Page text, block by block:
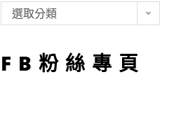
型
選取分類
FB粉絲專頁